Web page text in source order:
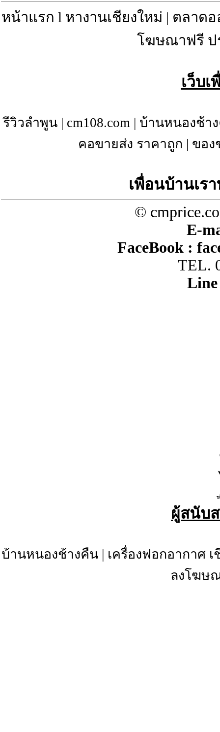
หน้าแรก l หางานเชียงใหม่ | ตลาด
โฆษณาฟรี ป
เว็บ
รีวิวลำพูน | cm108.com | บ้านหนองช้า
คอขายส่ง ราคาถูก | ของ
เพื่อนบ้านเร
©
E-
FaceBook :
TEL.
ผู้สนับ
บ้านหนองช้างคืน | เครื่องฟอกอากาศ
ลงโฆษ